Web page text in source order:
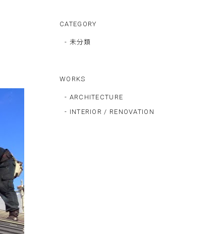
CATEGORY
- 未分類
WORKS
- ARCHITECTURE
- INTERIOR / RENOVATION